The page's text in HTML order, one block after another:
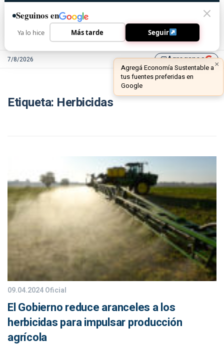
7/8/2026 library_addAgreganos ×
Agregá Economía Sustentable a
tus fuentes preferidas en
Google
Etiqueta: Herbicidas
09.04.2024Oficial
El Gobierno reduce aranceles a los
herbicidas para impulsar producción
agrícola
Seguinos en
Ya lo hice Más tarde Seguir